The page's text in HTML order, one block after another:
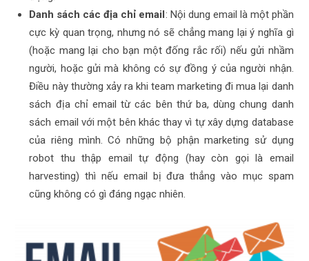
Danh sách các địa chỉ email: Nội dung email là một phần
cực kỳ quan trọng, nhưng nó sẽ chẳng mang lại ý nghĩa gì
(hoặc mang lại cho bạn một đống rắc rối) nếu gửi nhầm
người, hoặc gửi mà không có sự đồng ý của người nhận.
Điều này thường xảy ra khi team marketing đi mua lại danh
sách địa chỉ email từ các bên thứ ba, dùng chung danh
sách email với một bên khác thay vì tự xây dựng database
của riêng mình. Có những bộ phận marketing sử dụng
robot thu thập email tự động (hay còn gọi là email
harvesting) thì nếu email bị đưa thẳng vào mục spam
cũng không có gì đáng ngạc nhiên.